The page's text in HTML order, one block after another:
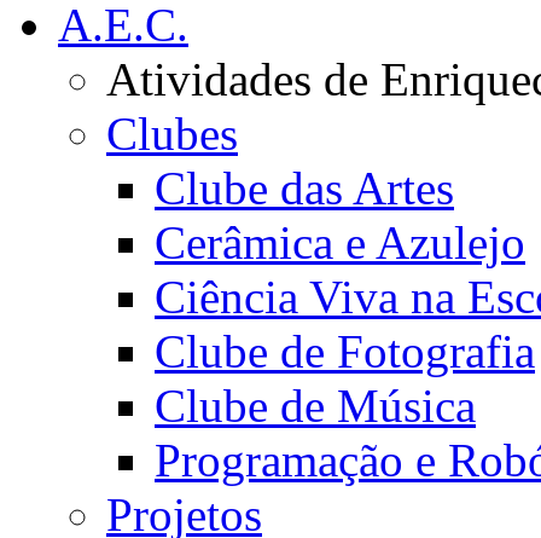
A.E.C.
Atividades de
Clubes
Clube das Artes
Cerâmica e Azulejo
Ciência Viva na
Clube de Fotografia
Clube de Música
Programação e
Projetos